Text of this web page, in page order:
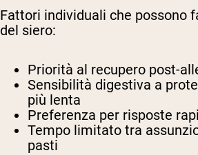
Fattori individuali che possono
del siero:
Priorità al recupero post-
Sensibilità digestiva a
più lenta
Preferenza per risposte
Tempo limitato tra
pasti